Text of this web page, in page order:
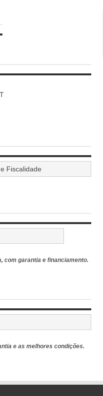
com garantia e financiamento.
e as melhores condições.